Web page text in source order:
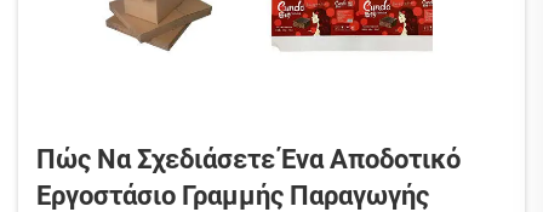
Πώς Να Σχεδιάσετε Ένα Αποδοτικό
Εργοστάσιο Γραμμής Παραγωγής